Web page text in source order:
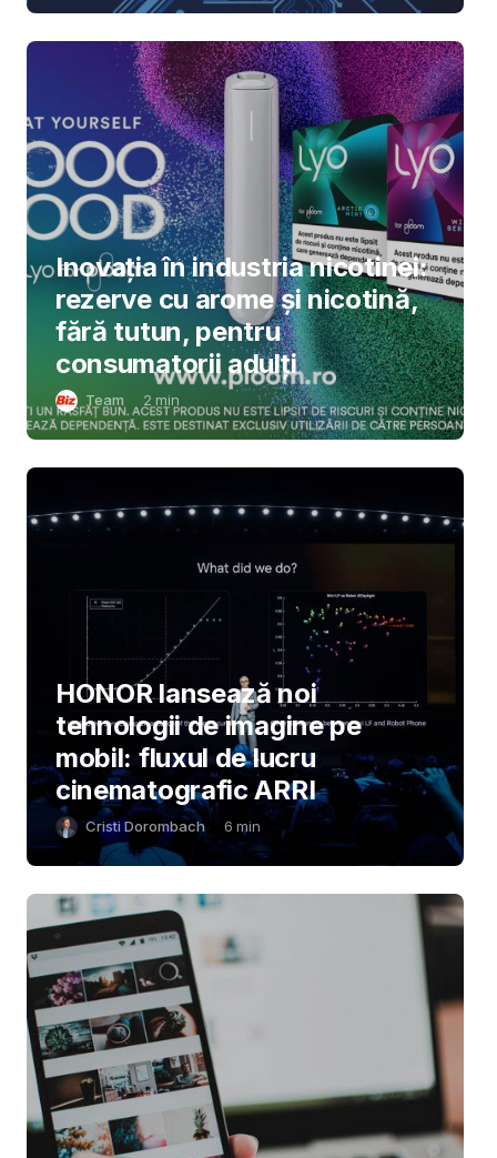
Inovația în industria nicotinei:
rezerve cu arome și nicotină,
fără tutun, pentru
consumatorii adulți
Team 2 min
HONOR lansează noi
tehnologii de imagine pe
mobil: fluxul de lucru
cinematografic ARRI
Cristi Dorombach 6 min